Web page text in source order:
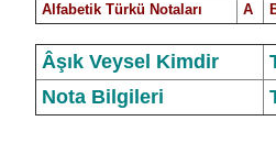
Alfabetik Türkü Notaları A
Âşık Veysel Kimdir
Nota Bilgileri